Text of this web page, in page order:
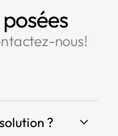
nous!
?